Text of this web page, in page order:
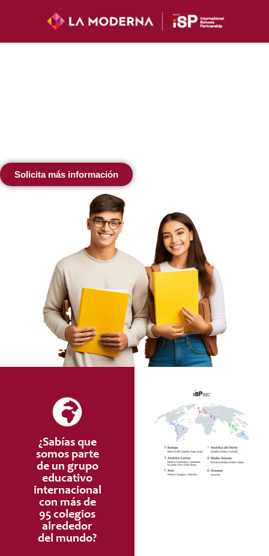
Solicita más información
¿Sabías que
somos parte
de un grupo
educativo
internacional
con más de
95 colegios
alrededor
del mundo?